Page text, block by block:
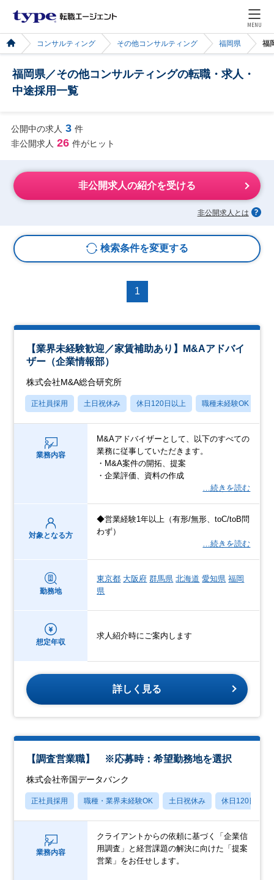
MENU
コンサルティング その他コンサルティング 福岡県 福
福岡県／その他コンサルティングの転職・求人・
中途採用一覧
公開中の求人 3 件
非公開求人 26 件がヒット
非公開求人の紹介を受ける
非公開求人とは
検索条件を変更する
1
【業界未経験歓迎／家賃補助あり】M&Aアドバイ
ザー（企業情報部）
株式会社M&A総合研究所
正社員採用 土日祝休み 休日120日以上 職種未経験OK
業務内容
M&Aアドバイザーとして、以下のすべての
業務に従事していただきます。
・M&A案件の開拓、提案
・企業評価、資料の作成
…続きを読む
対象となる方
◆営業経験1年以上（有形/無形、toC/toB問
わず）
…続きを読む
勤務地
東京都 大阪府 群馬県 北海道 愛知県 福岡
県
想定年収
求人紹介時にご案内します
詳しく見る
【調査営業職】 ※応募時：希望勤務地を選択
株式会社帝国データバンク
正社員採用 職種・業界未経験OK 土日祝休み 休日120日以上
業務内容
クライアントからの依頼に基づく「企業信
用調査」と経営課題の解決に向けた「提案
営業」をお任せします。